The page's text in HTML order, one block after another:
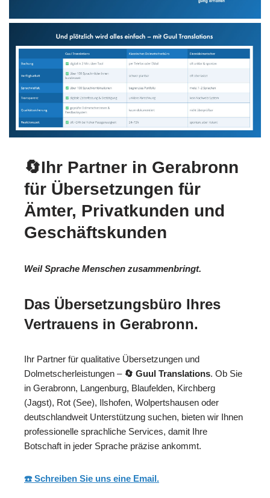
🔄Ihr Partner in Gerabronn
für Übersetzungen für
Ämter, Privatkunden und
Geschäftskunden
Weil Sprache Menschen zusammenbringt.
Das Übersetzungsbüro Ihres
Vertrauens in Gerabronn.
Ihr Partner für qualitative Übersetzungen und
Dolmetscherleistungen – 🔄 Guul Translations. Ob Sie
in Gerabronn, Langenburg, Blaufelden, Kirchberg
(Jagst), Rot (See), Ilshofen, Wolpertshausen oder
deutschlandweit Unterstützung suchen, bieten wir Ihnen
professionelle sprachliche Services, damit Ihre
Botschaft in jeder Sprache präzise ankommt.
☎️ Schreiben Sie uns eine Email.